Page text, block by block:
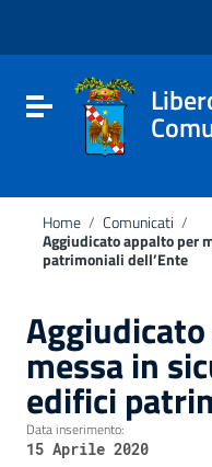
sito
include
Vai al footer
Attiva / disattiva la
Home / Comunicati /
Aggiudicato appalto per
patrimoniali dell’Ente
messa in
edifici
Data inserimento:
15 Aprile 2020